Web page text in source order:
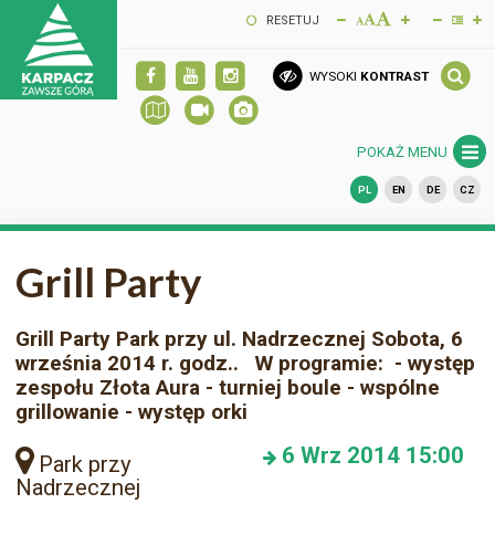
RESETUJ
WYSOKI KONTRAST
POKAŻ MENU
PL EN DE CZ
Grill Party
Grill Party Park przy ul. Nadrzecznej Sobota, 6
września 2014 r. godz.. W programie: - występ
zespołu Złota Aura - turniej boule - wspólne
grillowanie - występ orki
Park przy
Nadrzecznej
6 Wrz 201415:00